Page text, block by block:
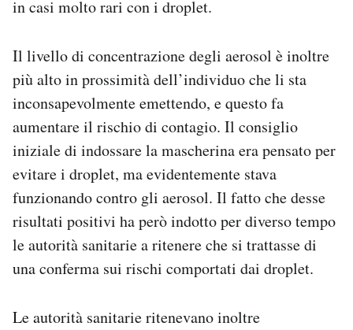
in casi molto rari con i droplet.
Il livello di concentrazione degli aerosol è inoltre
più alto in prossimità dell’individuo che li sta
inconsapevolmente emettendo, e questo fa
aumentare il rischio di contagio. Il consiglio
iniziale di indossare la mascherina era pensato per
evitare i droplet, ma evidentemente stava
funzionando contro gli aerosol. Il fatto che desse
risultati positivi ha però indotto per diverso tempo
le autorità sanitarie a ritenere che si trattasse di
una conferma sui rischi comportati dai droplet.
Le autorità sanitarie ritenevano inoltre